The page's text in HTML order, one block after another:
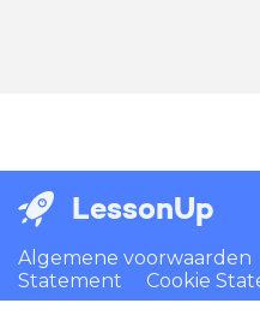
LessonUp
Algemene voorwaarden
Statement
Cookie